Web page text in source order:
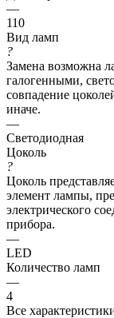
—
110
Вид ламп
?
Замена возможна
галогенными,
совпадение
иначе.
—
Светодиодная
Цоколь
?
Цоколь
элемент лампы,
электрического
прибора.
—
LED
Количество ламп
—
4
Все